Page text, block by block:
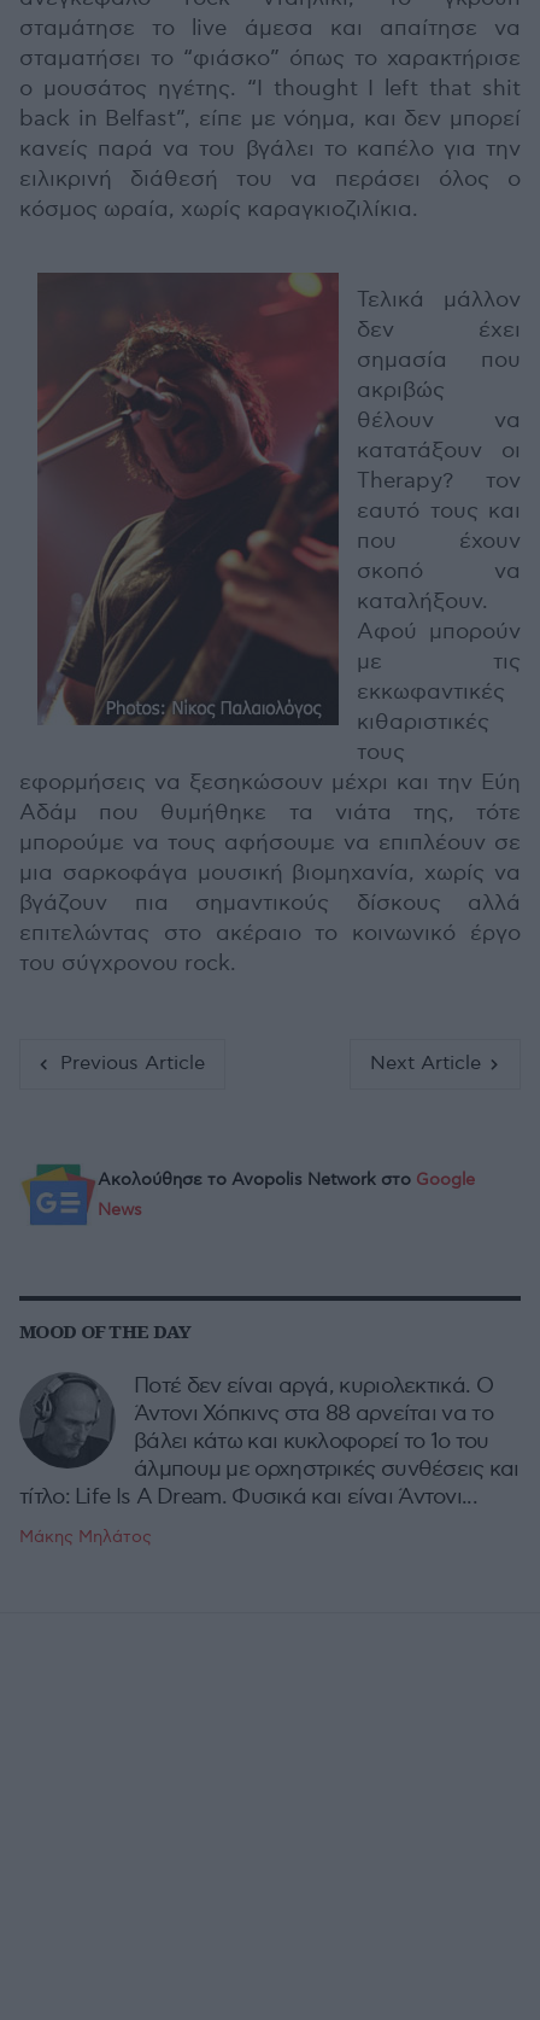
σταμάτησε το live άμεσα και απαίτησε να
σταματήσει το “φιάσκο” όπως το χαρακτήρισε
ο μουσάτος ηγέτης. “I thought I left that shit
back in Belfast”, είπε με νόημα, και δεν μπορεί
κανείς παρά να του βγάλει το καπέλο για την
ειλικρινή διάθεσή του να περάσει όλος ο
κόσμος ωραία, χωρίς καραγκιοζιλίκια.
Τελικά μάλλον
δεν έχει
σημασία που
ακριβώς
θέλουν να
κατατάξουν οι
Therapy? τον
εαυτό τους και
που έχουν
σκοπό να
καταλήξουν.
Αφού μπορούν
με τις
εκκωφαντικές
κιθαριστικές
τους
εφορμήσεις να ξεσηκώσουν μέχρι και την Εύη
Αδάμ που θυμήθηκε τα νιάτα της, τότε
μπορούμε να τους αφήσουμε να επιπλέουν σε
μια σαρκοφάγα μουσική βιομηχανία, χωρίς να
βγάζουν πια σημαντικούς δίσκους αλλά
επιτελώντας στο ακέραιο το κοινωνικό έργο
του σύγχρονου rock.
Ακολούθησε το Avopolis Network στο Google
News
MOOD OF THE DAY
Ποτέ δεν είναι αργά, κυριολεκτικά. Ο
Άντονι Χόπκινς στα 88 αρνείται να το
βάλει κάτω και κυκλοφορεί το 1ο του
άλμπουμ με ορχηστρικές συνθέσεις και
τίτλο: Life Is A Dream. Φυσικά και είναι Άντονι...
Μάκης Μηλάτος
Previous Article Next Article